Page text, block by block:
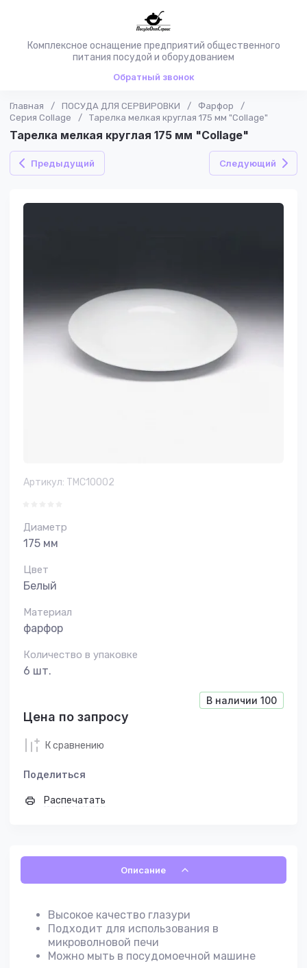
Комплексное оснащение предприятий общественного
питания посудой и оборудованием
Обратный звонок
Главная / ПОСУДА ДЛЯ СЕРВИРОВКИ / Фарфор
/
Серия Collage
/ Тарелка мелкая круглая 175 мм "Collage"
Тарелка мелкая круглая 175 мм "Collage"
Предыдущий Следующий
Артикул: ТМС10002
Диаметр
175 мм
Цвет
Белый
Материал
фарфор
Количество в упаковке
6 шт.
В наличии 100
Цена по запросу
К сравнению
Поделиться
Распечатать
Описание
Высокое качество глазури
Подходит для использования в
микроволновой печи
Можно мыть в посудомоечной машине